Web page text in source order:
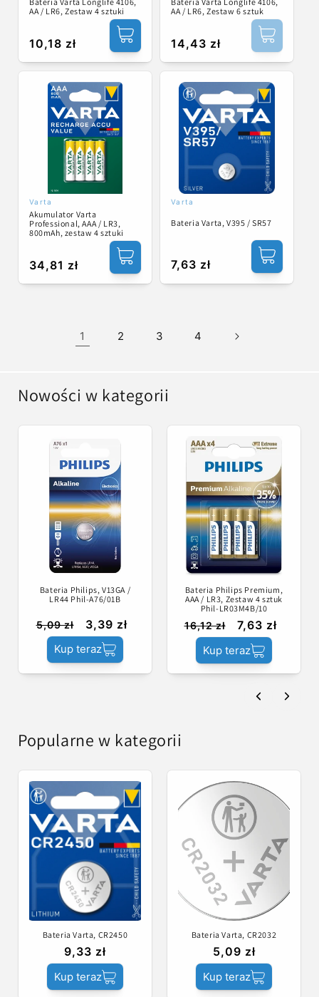
AA / LR6, Zestaw 4 sztuki
Cena
regularna
10,18 zł
AA / LR6, Zestaw 6 sztuk
Cena
regularna
14,43 zł
Dostawca:
Varta
Akumulator Varta
Professional, AAA / LR3,
800mAh, zestaw 4 sztuki
Cena
regularna
34,81 zł
Dostawca:
Varta
Bateria Varta, V395 / SR57
Cena
regularna
7,63 zł
1 2 3 4
Nowości w kategorii
Bateria Philips, V13GA /
LR44 Phil-A76/01B
5,09 zł 3,39 zł
Kup teraz
Bateria Philips Premium,
AAA / LR3, Zestaw 4 sztuk
Phil-LR03M4B/10
16,12 zł 7,63 zł
Kup teraz
Popularne w kategorii
Bateria Varta, CR2450
9,33 zł
Kup teraz
Bateria Varta, CR2032
5,09 zł
Kup teraz